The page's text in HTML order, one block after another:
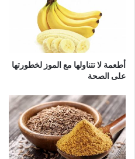
أطعمة لا تتناولها مع الموز لخطورتها
على الصحة